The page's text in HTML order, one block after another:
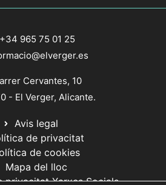
+34 965 75 01 25
Cervantes, 10
- El Verger, Alicante.
Avis legal
de privacitat
de cookies
Mapa del lloc
privacitat Xarxes Socials